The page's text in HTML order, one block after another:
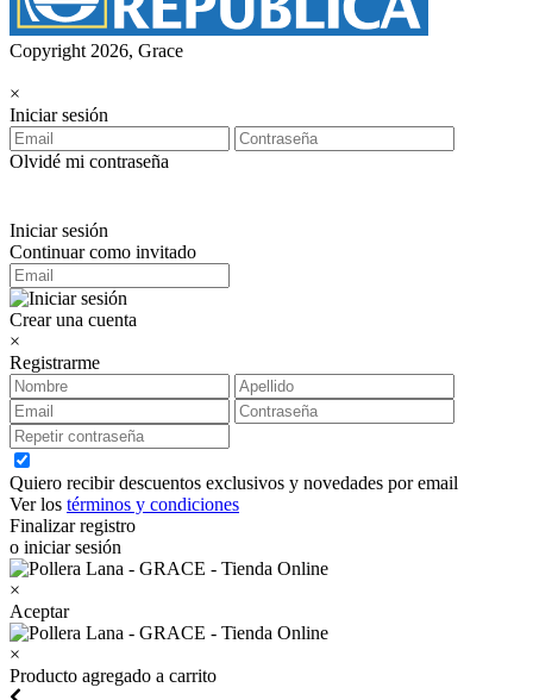
Copyright 2026, Grace
×
Iniciar sesión
Olvidé mi contraseña
Iniciar sesión
Continuar como invitado
Crear una cuenta
×
Registrarme
Quiero recibir descuentos exclusivos y novedades por email
Ver los términos y condiciones
Finalizar registro
o iniciar sesión
×
Aceptar
×
Producto agregado a carrito